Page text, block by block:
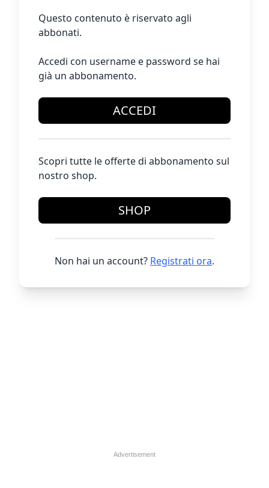
Questo contenuto è riservato agli
abbonati.
Accedi con username e password se hai
già un abbonamento.
ACCEDI
Scopri tutte le offerte di abbonamento sul
nostro shop.
SHOP
Non hai un account? Registrati ora.